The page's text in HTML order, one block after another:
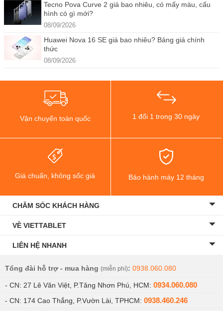
Tecno Pova Curve 2 giá bao nhiêu, có mấy màu, cấu
hình có gì mới?
08/09/2026
Huawei Nova 16 SE giá bao nhiêu? Bảng giá chính
thức
08/09/2026
Vận chuyển toàn quốc 1 đổi 1 trong 30 ngày
Giá chuẩn, không sốc giá Bảo hành máy 12 tháng
CHĂM SÓC KHÁCH HÀNG
VỀ VIETTABLET
LIÊN HỆ NHANH
Tổng đài hỗ trợ - mua hàng (miễn phí): 0938.060.080
- CN: 27 Lê Văn Việt, P.Tăng Nhơn Phú, HCM: 0934.060.080
- CN: 174 Cao Thắng, P.Vườn Lài, TPHCM: 0938.460.246